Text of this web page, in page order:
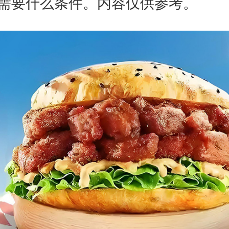
要什么条件。内容仅供参考。